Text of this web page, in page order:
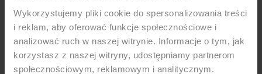
Wykorzystujemy pliki cookie do spersonalizowania treści
i reklam, aby oferować funkcje społecznościowe i
analizować ruch w naszej witrynie. Informacje o tym, jak
korzystasz z naszej witryny, udostępniamy partnerom
społecznościowym, reklamowym i analitycznym.
-33% Nowość